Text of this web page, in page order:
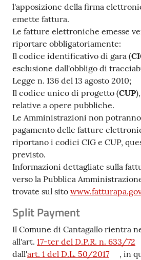
l'apposizione della firma
emette fattura.
Le fatture elettroniche emesse
riportare obbligatoriamente:
Il codice identificativo di gara (
esclusione dall'obbligo di
Legge n. 136 del 13 agosto 2010;
Il codice unico di progetto (CUP
relative a opere pubbliche.
Le Amministrazioni non
pagamento delle fatture
riportano i codici CIG e CUP,
previsto.
Informazioni dettagliate sulla
verso la Pubblica
trovate sul sito
Split Payment
Il Comune di Cantagallo rientra
all'art. 17-ter del D.P.R. n. 633/72
dall'art. 1 del D.L. 50/2017
, in